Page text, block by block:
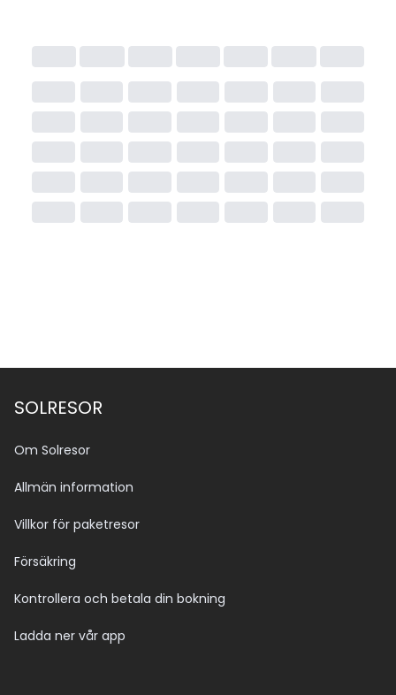
SOLRESOR
Om Solresor
Allmän information
Villkor för paketresor
Försäkring
Kontrollera och betala din bokning
Ladda ner vår app